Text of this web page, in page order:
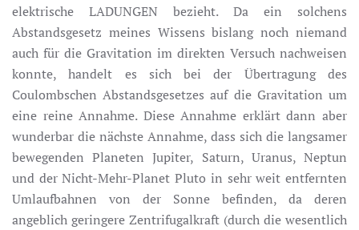
elektrische LADUNGEN bezieht. Da ein solchens
Abstandsgesetz meines Wissens bislang noch niemand
auch für die Gravitation im direkten Versuch nachweisen
konnte, handelt es sich bei der Übertragung des
Coulombschen Abstandsgesetzes auf die Gravitation um
eine reine Annahme. Diese Annahme erklärt dann aber
wunderbar die nächste Annahme, dass sich die langsamer
bewegenden Planeten Jupiter, Saturn, Uranus, Neptun
und der Nicht-Mehr-Planet Pluto in sehr weit entfernten
Umlaufbahnen von der Sonne befinden, da deren
angeblich geringere Zentrifugalkraft (durch die wesentlich